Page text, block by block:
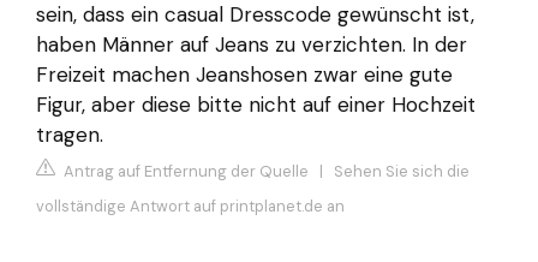
sein, dass ein casual Dresscode gewünscht ist,
haben Männer auf Jeans zu verzichten. In der
Freizeit machen Jeanshosen zwar eine gute
Figur, aber diese bitte nicht auf einer Hochzeit
tragen.
Antrag auf Entfernung der Quelle | Sehen Sie sich die
vollständige Antwort auf printplanet.de an